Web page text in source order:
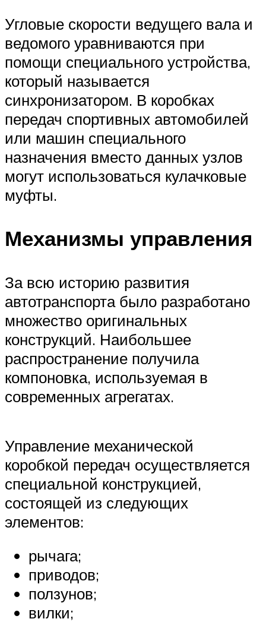
Угловые скорости ведущего вала и
ведомого уравниваются при
помощи специального устройства,
который называется
синхронизатором. В коробках
передач спортивных автомобилей
или машин специального
назначения вместо данных узлов
могут использоваться кулачковые
муфты.
Механизмы управления
За всю историю развития
автотранспорта было разработано
множество оригинальных
конструкций. Наибольшее
распространение получила
компоновка, используемая в
современных агрегатах.
Управление механической
коробкой передач осуществляется
специальной конструкцией,
состоящей из следующих
элементов:
рычага;
приводов;
ползунов;
вилки;